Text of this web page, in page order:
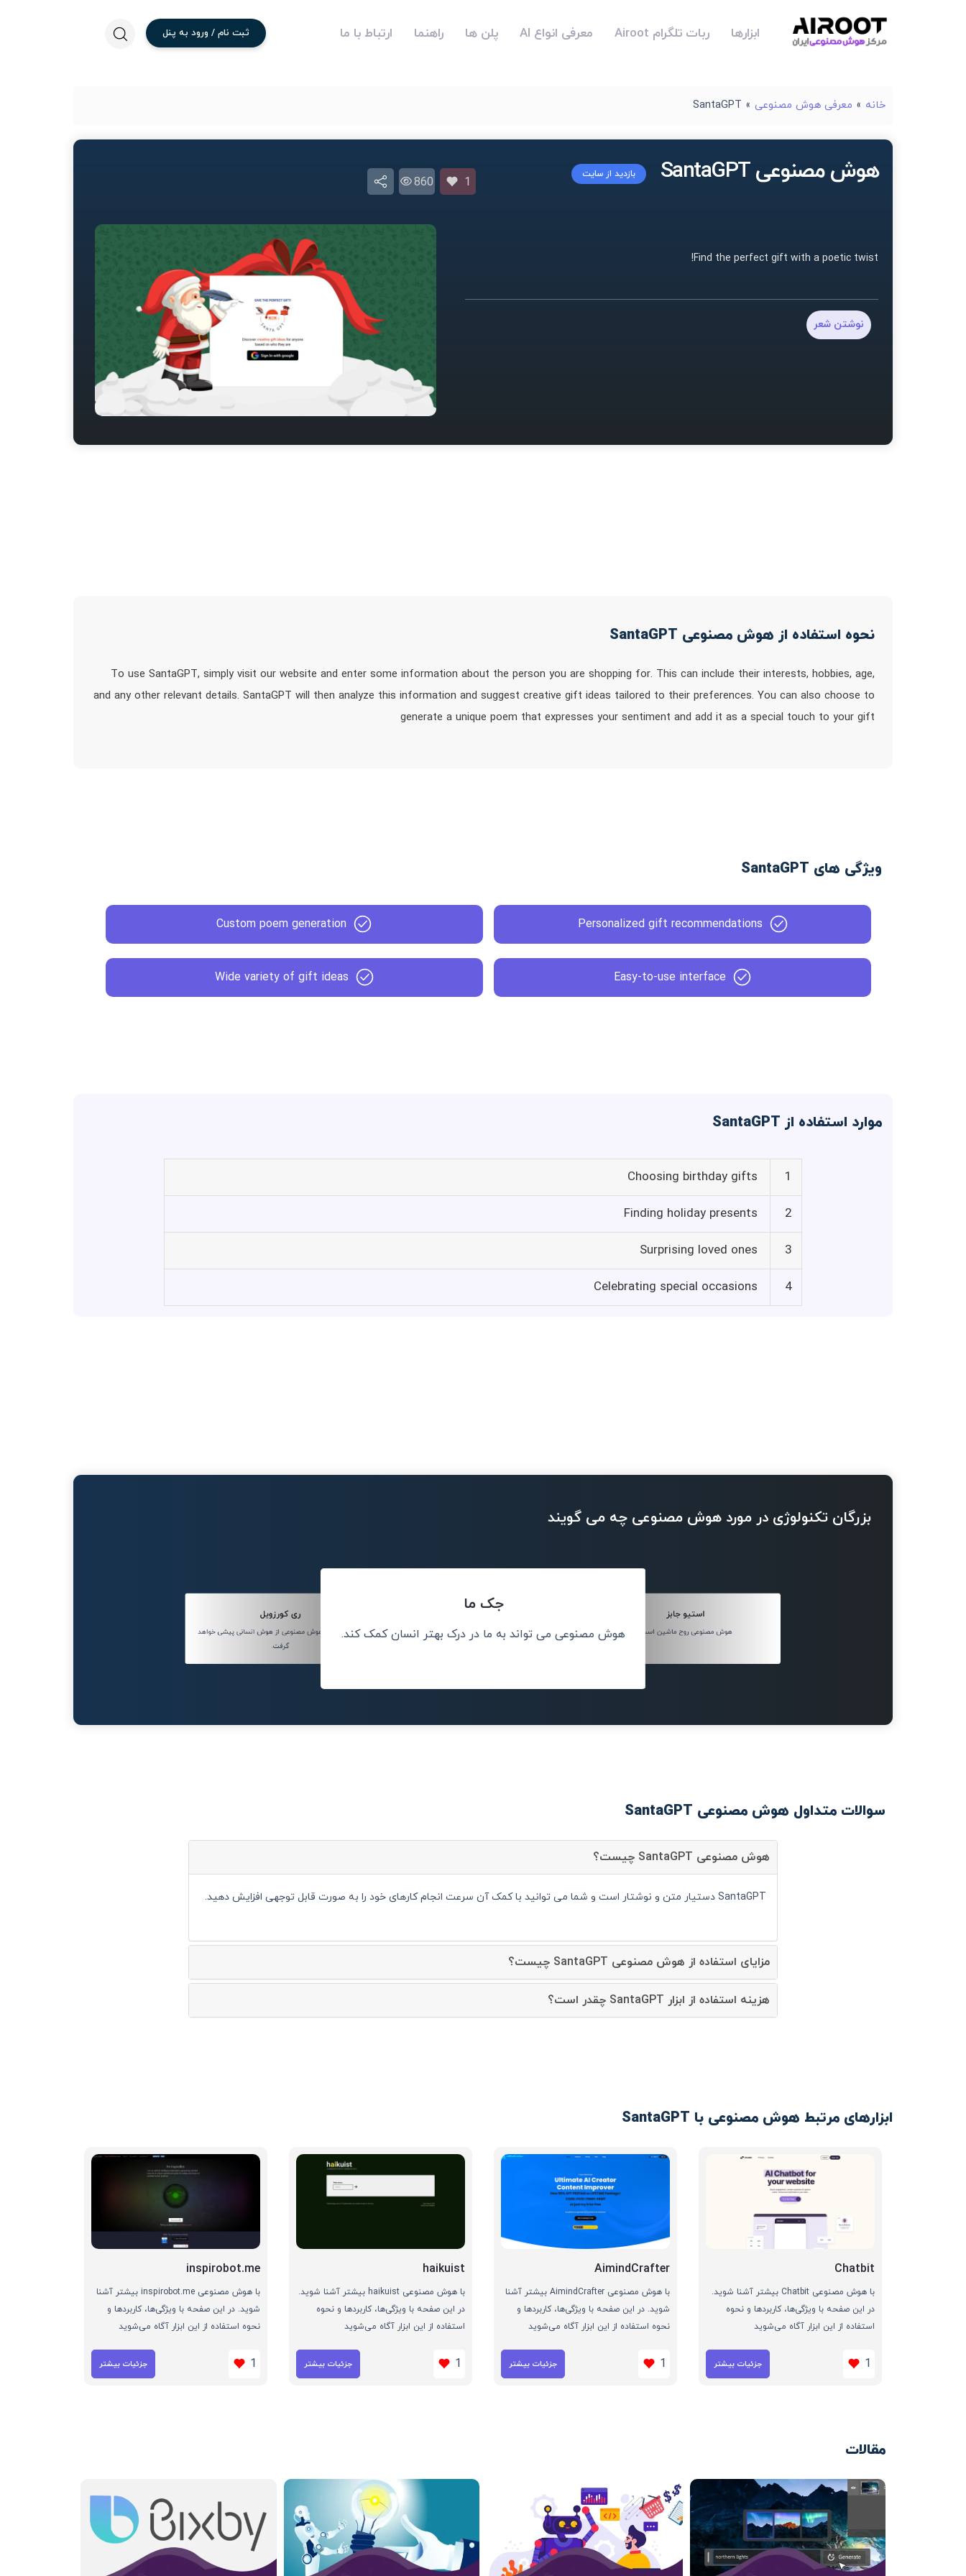
ابزارها ربات تلگرام Airoot معرفی انواع AI پلن ها راهنما ارتباط با ما ثبت نام / ورود به پنل
خانه » معرفی هوش مصنوعی »
SantaGPT
هوش مصنوعی SantaGPT بازدید از سایت
1
860
Find the perfect gift with a poetic twist!
نوشتن شعر
نحوه استفاده از هوش مصنوعی SantaGPT
To use SantaGPT, simply visit our website and enter some information about the person you are shopping for. This can include their interests, hobbies, age,
and any other relevant details. SantaGPT will then analyze this information and suggest creative gift ideas tailored to their preferences. You can also choose to
generate a unique poem that expresses your sentiment and add it as a special touch to your gift
ویژگی های SantaGPT
Personalized gift recommendations
Custom poem generation
Easy-to-use interface
Wide variety of gift ideas
موارد استفاده از SantaGPT
1
Choosing birthday gifts
2
Finding holiday presents
3
Surprising loved ones
4
Celebrating special occasions
بزرگان تکنولوژی در مورد هوش مصنوعی چه می گویند
استیو جابز
هوش مصنوعی روح ماشین است.
جک ما
هوش مصنوعی می تواند به ما در درک بهتر انسان کمک کند.
ری کورزویل
تا سال 2045، هوش مصنوعی از هوش انسانی پیشی خواهد
گرفت.
سوالات متداول هوش مصنوعی SantaGPT
هوش مصنوعی SantaGPT چیست؟
SantaGPT دستیار متن و نوشتار است و شما می توانید با کمک آن سرعت انجام کارهای خود را به صورت قابل توجهی افزایش دهید.
مزایای استفاده از هوش مصنوعی SantaGPT چیست؟
هزینه استفاده از ابزار SantaGPT چقدر است؟
ابزارهای مرتبط هوش مصنوعی با SantaGPT
Chatbit
با هوش مصنوعی Chatbit بیشتر آشنا شوید.
در این صفحه با ویژگی‌ها، کاربردها و نحوه
استفاده از این ابزار آگاه می‌شوید
1 جزئیات بیشتر
AimindCrafter
با هوش مصنوعی AimindCrafter بیشتر آشنا
شوید. در این صفحه با ویژگی‌ها، کاربردها و
نحوه استفاده از این ابزار آگاه می‌شوید
1 جزئیات بیشتر
haikuist
با هوش مصنوعی haikuist بیشتر آشنا شوید.
در این صفحه با ویژگی‌ها، کاربردها و نحوه
استفاده از این ابزار آگاه می‌شوید
1 جزئیات بیشتر
inspirobot.me
با هوش مصنوعی inspirobot.me بیشتر آشنا
شوید. در این صفحه با ویژگی‌ها، کاربردها و
نحوه استفاده از این ابزار آگاه می‌شوید
1 جزئیات بیشتر
مقالات